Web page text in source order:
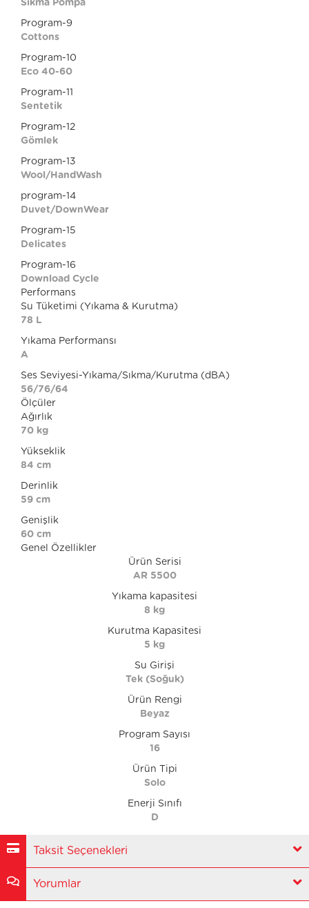
Sıkma Pompa
Program-9
Cottons
Program-10
Eco 40-60
Program-11
Sentetik
Program-12
Gömlek
Program-13
Wool/HandWash
program-14
Duvet/DownWear
Program-15
Delicates
Program-16
Download Cycle
Performans
Su Tüketimi (Yıkama & Kurutma)
78 L
Yıkama Performansı
A
Ses Seviyesi-Yıkama/Sıkma/Kurutma (dBA)
56/76/64
Ölçüler
Ağırlık
70 kg
Yükseklik
84 cm
Derinlik
59 cm
Genişlik
60 cm
Genel Özellikler
Ürün Serisi
AR 5500
Yıkama kapasitesi
8 kg
Kurutma Kapasitesi
5 kg
Su Girişi
Tek (Soğuk)
Ürün Rengi
Beyaz
Program Sayısı
16
Ürün Tipi
Solo
Enerji Sınıfı
D
Taksit Seçenekleri
Yorumlar